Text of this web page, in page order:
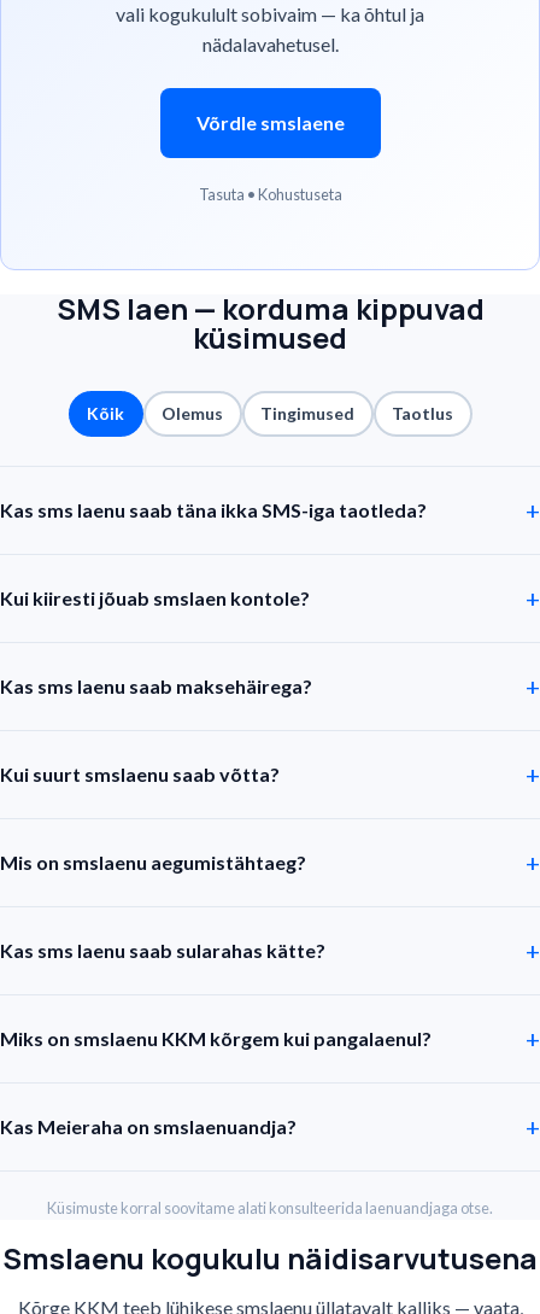
vali kogukulult sobivaim — ka õhtul ja
nädalavahetusel.
Võrdle smslaene
Tasuta • Kohustuseta
SMS laen — korduma kippuvad
küsimused
Kõik Olemus Tingimused Taotlus
Kas sms laenu saab täna ikka SMS-iga taotleda?
Kui kiiresti jõuab smslaen kontole?
Kas sms laenu saab maksehäirega?
Kui suurt smslaenu saab võtta?
Mis on smslaenu aegumistähtaeg?
Kas sms laenu saab sularahas kätte?
Miks on smslaenu KKM kõrgem kui pangalaenul?
Kas Meieraha on smslaenuandja?
Küsimuste korral soovitame alati konsulteerida laenuandjaga otse.
Smslaenu kogukulu näidisarvutusena
Kõrge KKM teeb lühikese smslaenu üllatavalt kalliks — vaata,